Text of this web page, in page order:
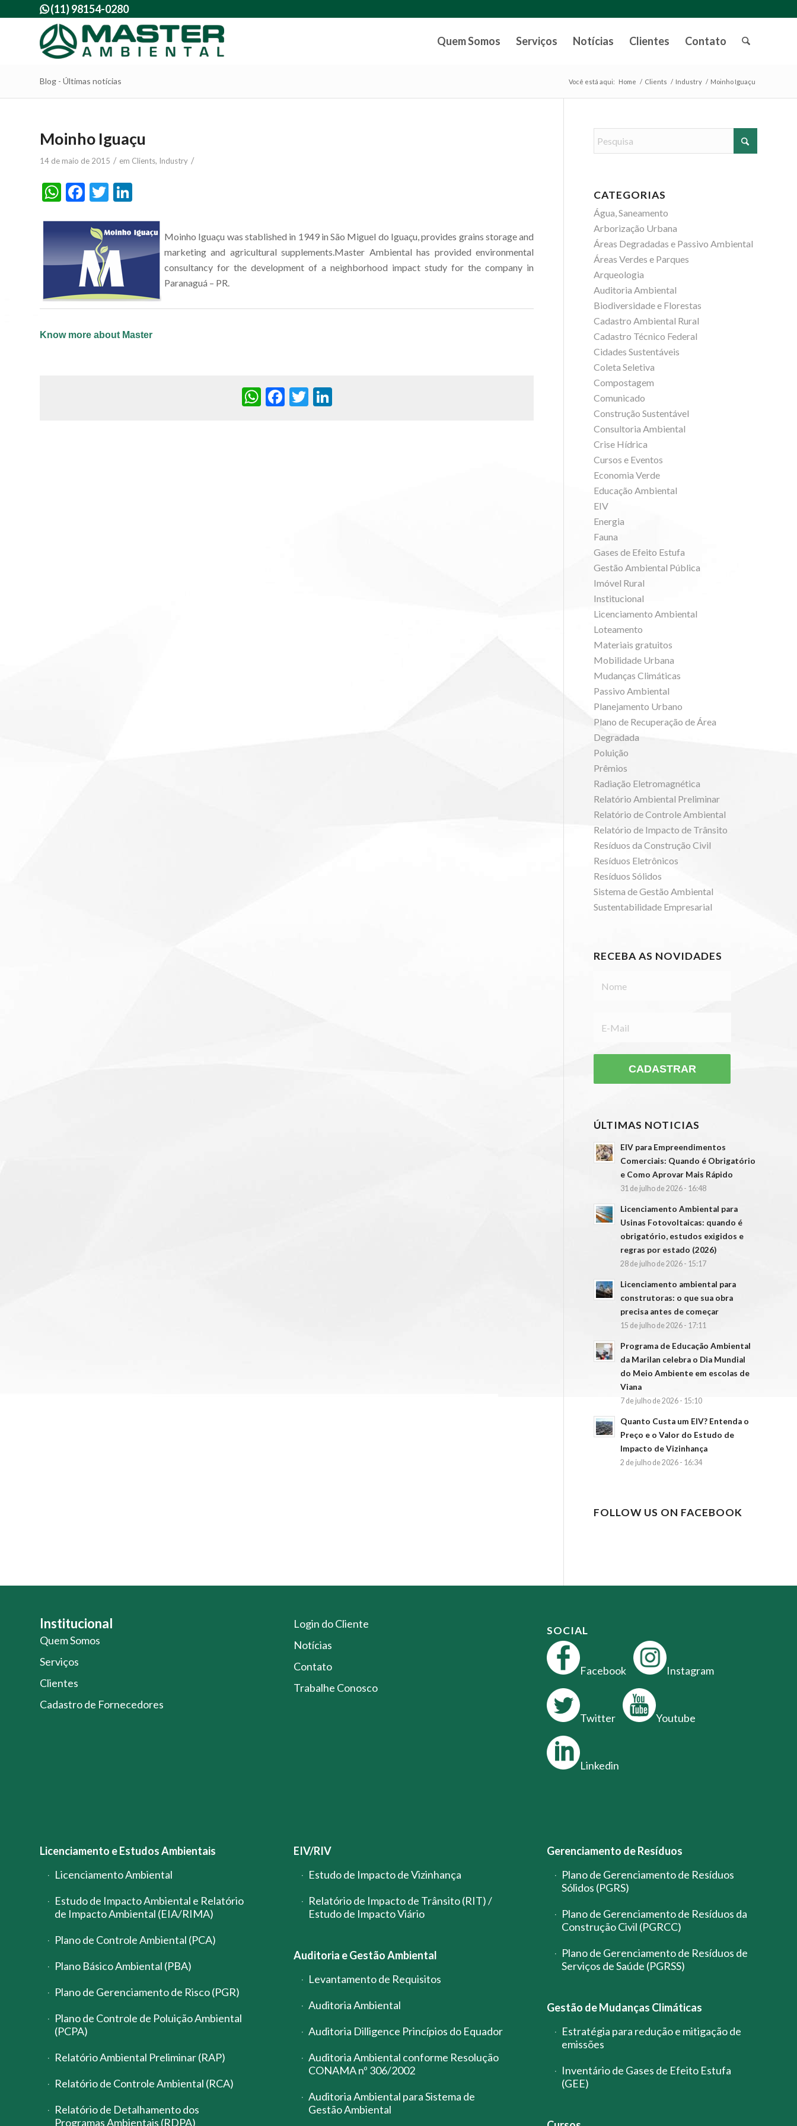
(11) 98154-0280
Quem Somos Serviços Notícias Clientes Contato
Blog - Últimas notícias Você está aqui: Home / Clients / Industry / Moinho Iguaçu
Moinho Iguaçu
14 de maio de 2015 / em Clients, Industry /
WhatsApp
Facebook
Twitter
Moinho Iguaçu was stablished in 1949 in São Miguel do Iguaçu, provides grains storage and
marketing and agricultural supplements.Master Ambiental has provided environmental
consultancy for the development of a neighborhood impact study for the company in
Paranaguá – PR.
Know more about Master
WhatsApp
Facebook
Twitter
LinkedIn
CATEGORIAS
Água, Saneamento
Arborização Urbana
Áreas Degradadas e Passivo Ambiental
Áreas Verdes e Parques
Arqueologia
Auditoria Ambiental
Biodiversidade e Florestas
Cadastro Ambiental Rural
Cadastro Técnico Federal
Cidades Sustentáveis
Coleta Seletiva
Compostagem
Comunicado
Construção Sustentável
Consultoria Ambiental
Crise Hídrica
Cursos e Eventos
Economia Verde
Educação Ambiental
EIV
Energia
Fauna
Gases de Efeito Estufa
Gestão Ambiental Pública
Imóvel Rural
Institucional
Licenciamento Ambiental
Loteamento
Materiais gratuitos
Mobilidade Urbana
Mudanças Climáticas
Passivo Ambiental
Planejamento Urbano
Plano de Recuperação de Área
Degradada
Poluição
Prêmios
Radiação Eletromagnética
Relatório Ambiental Preliminar
Relatório de Controle Ambiental
Relatório de Impacto de Trânsito
Resíduos da Construção Civil
Resíduos Eletrônicos
Resíduos Sólidos
Sistema de Gestão Ambiental
Sustentabilidade Empresarial
RECEBA AS NOVIDADES
ÚLTIMAS NOTICIAS
EIV para Empreendimentos
Comerciais: Quando é Obrigatório
e Como Aprovar Mais Rápido
31 de julho de 2026 - 16:48
Licenciamento Ambiental para
Usinas Fotovoltaicas: quando é
obrigatório, estudos exigidos e
regras por estado (2026)
28 de julho de 2026 - 15:17
Licenciamento ambiental para
construtoras: o que sua obra
precisa antes de começar
15 de julho de 2026 - 17:11
Programa de Educação Ambiental
da Marilan celebra o Dia Mundial
do Meio Ambiente em escolas de
Viana
7 de julho de 2026 - 15:10
Quanto Custa um EIV? Entenda o
Preço e o Valor do Estudo de
Impacto de Vizinhança
2 de julho de 2026 - 16:34
FOLLOW US ON FACEBOOK
Institucional
Quem Somos
Serviços
Clientes
Cadastro de Fornecedores
Login do Cliente
Notícias
Contato
Trabalhe Conosco
SOCIAL
Facebook Instagram
Twitter Youtube
Linkedin
Licenciamento e Estudos Ambientais
Licenciamento Ambiental
Estudo de Impacto Ambiental e Relatório
de Impacto Ambiental (EIA/RIMA)
Plano de Controle Ambiental (PCA)
Plano Básico Ambiental (PBA)
Plano de Gerenciamento de Risco (PGR)
Plano de Controle de Poluição Ambiental
(PCPA)
Relatório Ambiental Preliminar (RAP)
Relatório de Controle Ambiental (RCA)
Relatório de Detalhamento dos
Programas Ambientais (RDPA)
EIV/RIV
Estudo de Impacto de Vizinhança
Relatório de Impacto de Trânsito (RIT) /
Estudo de Impacto Viário
Auditoria e Gestão Ambiental
Levantamento de Requisitos
Auditoria Ambiental
Auditoria Dilligence Princípios do Equador
Auditoria Ambiental conforme Resolução
CONAMA nº 306/2002
Auditoria Ambiental para Sistema de
Gestão Ambiental
Gerenciamento de Resíduos
Plano de Gerenciamento de Resíduos
Sólidos (PGRS)
Plano de Gerenciamento de Resíduos da
Construção Civil (PGRCC)
Plano de Gerenciamento de Resíduos de
Serviços de Saúde (PGRSS)
Gestão de Mudanças Climáticas
Estratégia para redução e mitigação de
emissões
Inventário de Gases de Efeito Estufa
(GEE)